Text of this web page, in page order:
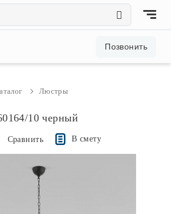
Позвонить
Люстры
10 черный
Сравнить В смету
××